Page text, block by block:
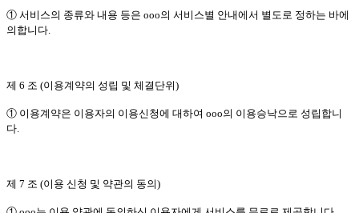
① 서비스의 종류와 내용 등은 ooo의 서비스별 안내에서 별도로 정하는 바에
의합니다.
제 6 조 (이용계약의 성립 및 체결단위)
① 이용계약은 이용자의 이용신청에 대하여 ooo의 이용승낙으로 성립합니
다.
제 7 조 (이용 신청 및 약관의 동의)